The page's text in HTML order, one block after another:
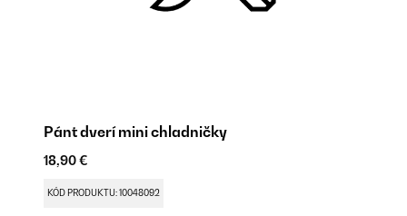
Pánt dverí mini chladničky
18,90 €
KÓD PRODUKTU: 10048092